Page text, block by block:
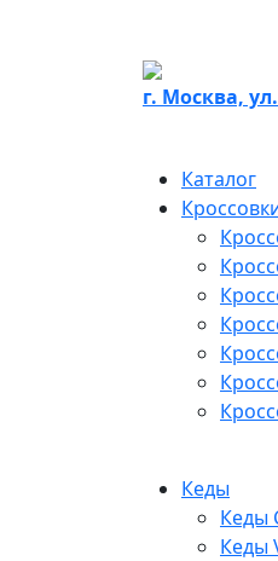
г. Москва,
Каталог
Кеды
Кеды
Кеды